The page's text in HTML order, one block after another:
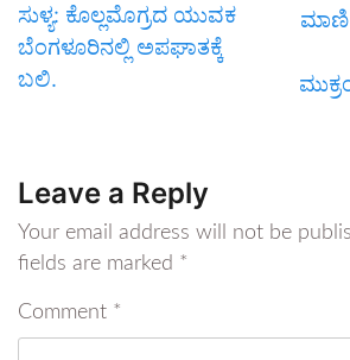
ಸುಳ್ಯ: ಕೊಲ್ಲಮೊಗ್ರದ ಯುವಕ
ಬೆಂಗಳೂರಿನಲ್ಲಿ ಅಪಘಾತಕ್ಕೆ
ಬಲಿ.
ಮಾಣಿ
Leave a Reply
Your email address will not be
fields are marked *
Comment *